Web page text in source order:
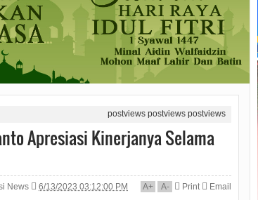
postviewspostviewspostviews
Apresiasi Kinerjanya Selama
News 6/13/2023 03:12:00 PM A+ A- Print
Email